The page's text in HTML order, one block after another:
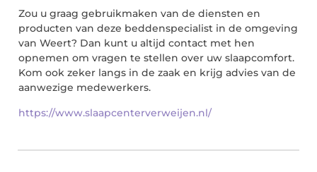
Zou u graag gebruikmaken van de diensten en
producten van deze beddenspecialist in de omgeving
van Weert? Dan kunt u altijd contact met hen
opnemen om vragen te stellen over uw slaapcomfort.
Kom ook zeker langs in de zaak en krijg advies van de
aanwezige medewerkers.
https://www.slaapcenterverweijen.nl/